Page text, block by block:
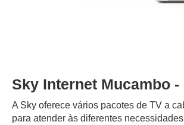
Sky Internet Mucambo -
A Sky oferece vários pacotes de TV a
para atender às diferentes